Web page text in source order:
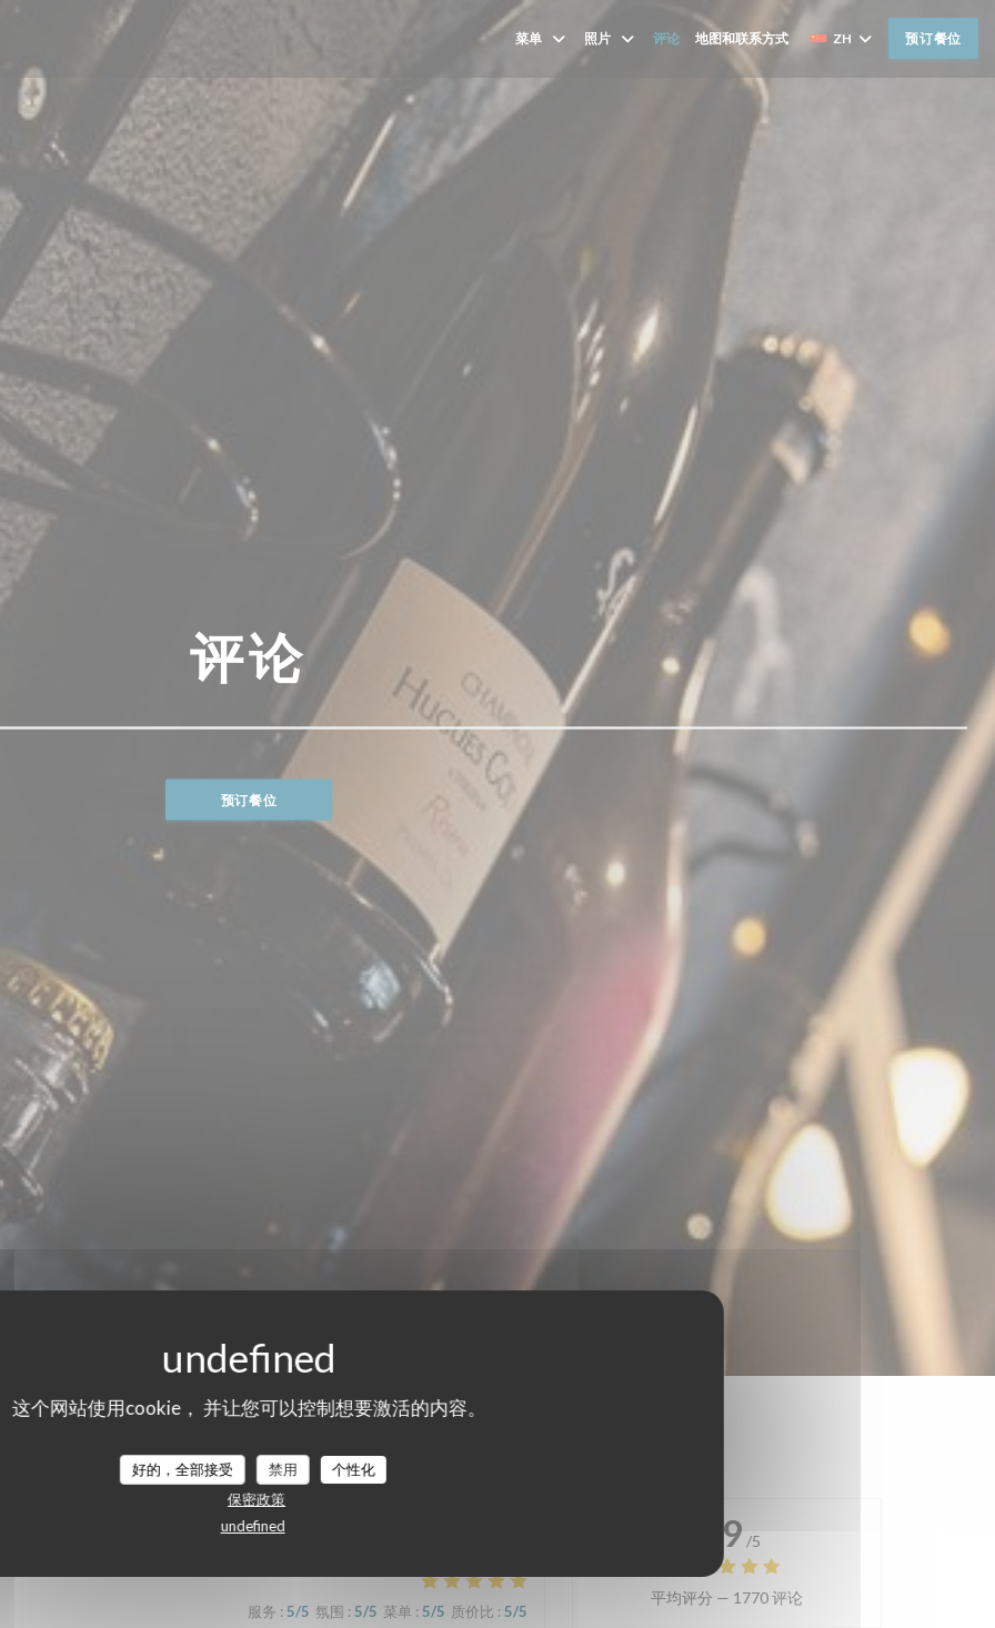
这个网站使用cookie， 并让您可以控制想要激活的内容。
好的，全部接受 禁用
个性化
保密政策
undefined
菜单 照片 评论 地图和联系方式 ZH 预订餐位
评论
预订餐位
的顾客评分
服务 : 5/5 氛围 : 5/5 菜单 : 5/5 质价比 : 5/5
4.9 /5
平均评分 — 1770 评论